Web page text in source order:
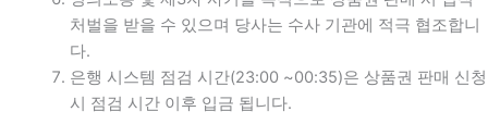
처벌을 받을 수 있으며 당사는 수사 기관에 적극 협조합니
다.
은행 시스템 점검 시간(23:00 ~00:35)은 상품권 판매 신청
시 점검 시간 이후 입금 됩니다.